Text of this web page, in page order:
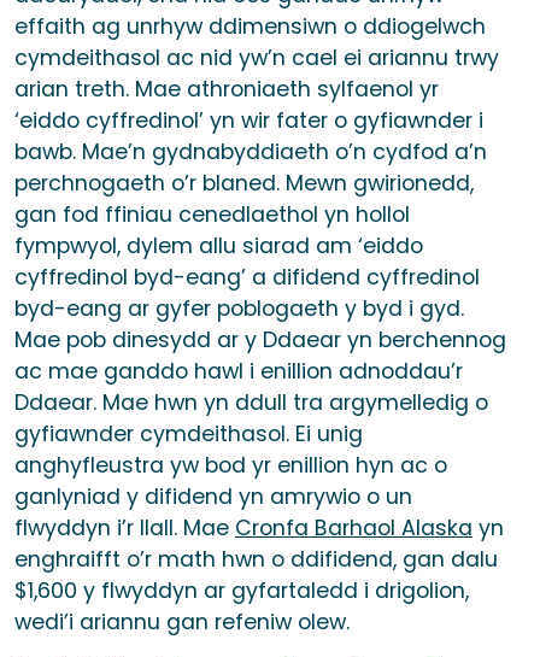
effaith ag unrhyw ddimensiwn o ddiogelwch
cymdeithasol ac nid yw’n cael ei ariannu trwy
arian treth. Mae athroniaeth sylfaenol yr
‘eiddo cyffredinol’ yn wir fater o gyfiawnder i
bawb. Mae’n gydnabyddiaeth o’n cydfod a’n
perchnogaeth o’r blaned. Mewn gwirionedd,
gan fod ffiniau cenedlaethol yn hollol
fympwyol, dylem allu siarad am ‘eiddo
cyffredinol byd-eang’ a difidend cyffredinol
byd-eang ar gyfer poblogaeth y byd i gyd.
Mae pob dinesydd ar y Ddaear yn berchennog
ac mae ganddo hawl i enillion adnoddau’r
Ddaear. Mae hwn yn ddull tra argymelledig o
gyfiawnder cymdeithasol. Ei unig
anghyfleustra yw bod yr enillion hyn ac o
ganlyniad y difidend yn amrywio o un
flwyddyn i’r llall. Mae Cronfa Barhaol Alaska yn
enghraifft o’r math hwn o ddifidend, gan dalu
$1,600 y flwyddyn ar gyfartaledd i drigolion,
wedi’i ariannu gan refeniw olew.